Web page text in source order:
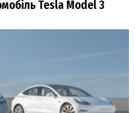
Tesla Model 3